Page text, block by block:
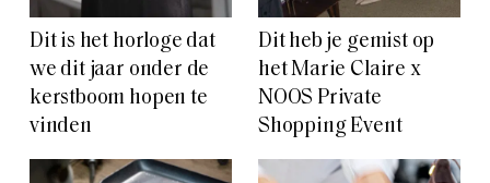
Dit is het horloge dat
we dit jaar onder de
kerstboom hopen te
vinden
Dit heb je gemist op
het Marie Claire x
NOOS Private
Shopping Event